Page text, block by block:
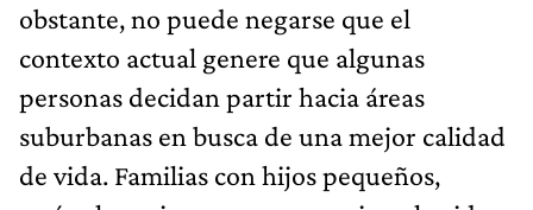
obstante, no puede negarse que el
contexto actual genere que algunas
personas decidan partir hacia áreas
suburbanas en busca de una mejor calidad
de vida. Familias con hijos pequeños,